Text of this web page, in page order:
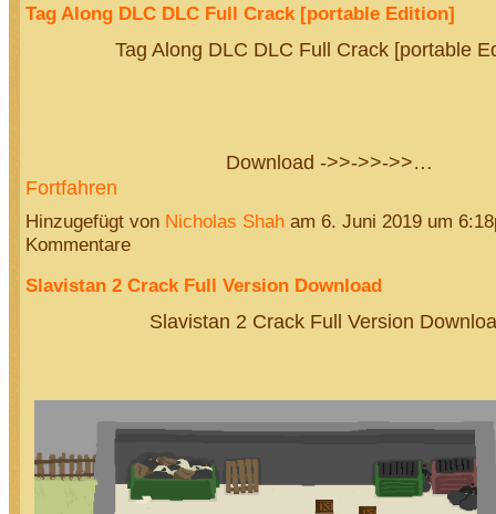
Tag Along DLC DLC Full Crack [portable Edition]
Tag Along DLC DLC Full Crack [portable
Download ->>->>->>…
Fortfahren
Hinzugefügt von Nicholas Shaham 6. Juni 2019 um
Kommentare
Slavistan 2 Crack Full Version Download
Slavistan 2 Crack Full Version